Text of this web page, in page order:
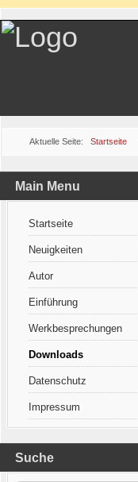
Aktuelle Seite: Startseite
Main Menu
Startseite
Neuigkeiten
Autor
Einführung
Werkbesprechungen
Downloads
Datenschutz
Impressum
Suche